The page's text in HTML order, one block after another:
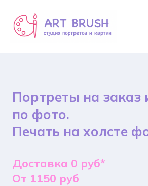
Портреты на заказ
по фото.
Печать на холсте
Доставка 0 руб*
От 1150 руб